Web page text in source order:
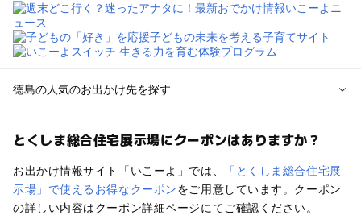
徳島の人気のお出かけ先を探す
徳島のエリアからプール子ども連れのお出かけスポット
を探す
徳島・鳴門のプールお出かけ
祖谷渓・大歩危・剣山・三好・吉野川のプールお出かけ
阿南・日和佐・宍喰・海陽のプールお出かけ
とくしま総合住宅展示場にクーポンはありますか？
お出かけ情報サイト「いこーよ」では、
「とくしま総合住宅展
示場」で使えるお得なクーポンをご用意しています。クーポン
の詳しい内容はクーポン詳細ページにてご確認ください。